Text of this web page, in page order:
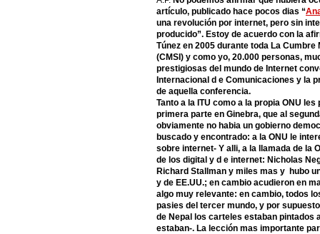
artículo, publicado hace pocos dias “
una revolución por internet, pero sin
producido”. Estoy de acuerdo con la
Túnez en 2005 durante toda La
(CMSI) y como yo, 20.000 personas,
prestigiosas del mundo de Internet
Internacional d e Comunicaciones y la
de aquella conferencia.
Tanto a la ITU como a la propia ONU
primera parte en Ginebra, que al
obviamente no habia un gobierno
buscado y encontrado: a la ONU le
sobre internet- Y alli, a la llamada de la
de los digital y d e internet: Nicholas
Richard Stallman y miles mas y hubo
y de EE.UU.; en cambio acudieron en
algo muy relevante: en cambio, todos
pasies del tercer mundo, y por
de Nepal los carteles estaban pintados
estaban-. La lección mas importante